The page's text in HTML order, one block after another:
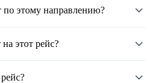
этому направлению?
этот рейс?